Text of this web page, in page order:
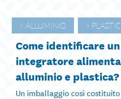
ALLUMINIO
Come identificare
integratore
alluminio e plastica?
Un imballaggio così